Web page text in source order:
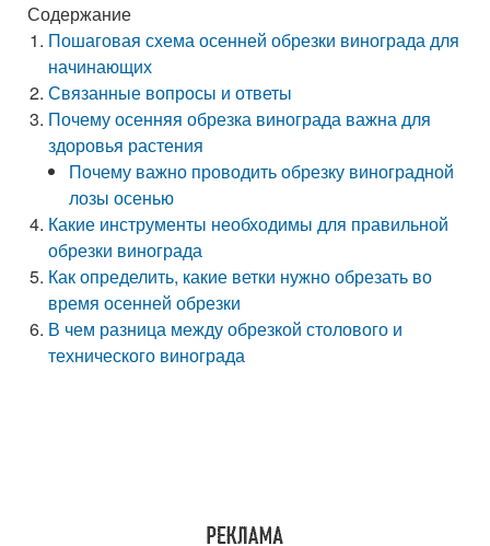
Содержание
Пошаговая схема осенней обрезки винограда для
начинающих
Связанные вопросы и ответы
Почему осенняя обрезка винограда важна для
здоровья растения
Почему важно проводить обрезку виноградной
лозы осенью
Какие инструменты необходимы для правильной
обрезки винограда
Как определить, какие ветки нужно обрезать во
время осенней обрезки
В чем разница между обрезкой столового и
технического винограда